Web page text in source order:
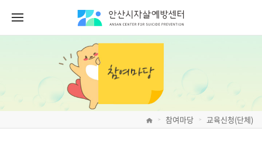
> 참여마당 > 교육신청(단체)